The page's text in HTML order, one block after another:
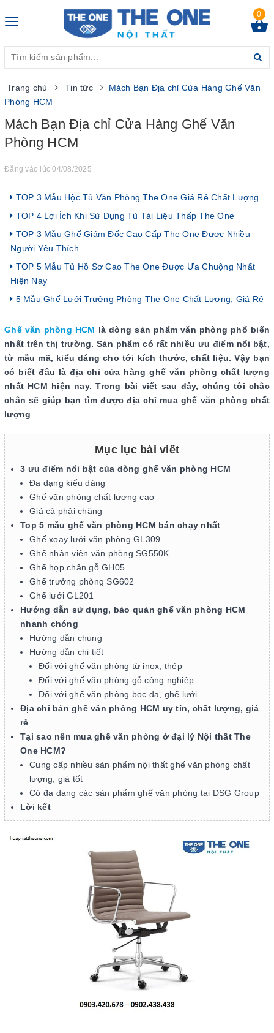
Toggle
0
Trang chủ Tin tức
Mách Bạn Địa chỉ Cửa Hàng Ghế Văn
Phòng HCM
Mách Bạn Địa chỉ Cửa Hàng Ghế Văn
Phòng HCM
Đăng vào lúc 04/08/2025
TOP 3 Mẫu Hộc Tủ Văn Phòng The One Giá Rẻ Chất Lượng
TOP 4 Lợi Ích Khi Sử Dụng Tủ Tài Liệu Thấp The One
TOP 3 Mẫu Ghế Giám Đốc Cao Cấp The One Được Nhiều
Người Yêu Thích
TOP 5 Mẫu Tủ Hồ Sơ Cao The One Được Ưa Chuộng Nhất
Hiện Nay
5 Mẫu Ghế Lưới Trưởng Phòng The One Chất Lượng, Giá Rẻ
Ghế văn phòng HCM là dòng sản phẩm văn phòng phổ biến
nhất trên thị trường. Sản phẩm có rất nhiều ưu điểm nổi bật,
từ mẫu mã, kiểu dáng cho tới kích thước, chất liệu. Vậy bạn
có biết đâu là địa chỉ cửa hàng ghế văn phòng chất lượng
nhất HCM hiện nay. Trong bài viết sau đây, chúng tôi chắc
chắn sẽ giúp bạn tìm được địa chỉ mua ghế văn phòng chất
lượng
Mục lục bài viết
3 ưu điểm nổi bật của dòng ghế văn phòng HCM
Đa dạng kiểu dáng
Ghế văn phòng chất lượng cao
Giá cả phải chăng
Top 5 mẫu ghế văn phòng HCM bán chạy nhất
Ghế xoay lưới văn phòng GL309
Ghế nhân viên văn phòng SG550K
Ghế họp chân gỗ GH05
Ghế trưởng phòng SG602
Ghế lưới GL201
Hướng dẫn sử dụng, bảo quản ghế văn phòng HCM
nhanh chóng
Hướng dẫn chung
Hướng dẫn chi tiết
Đối với ghế văn phòng từ inox, thép
Đối với ghế văn phòng gỗ công nghiệp
Đối với ghế văn phòng bọc da, ghế lưới
Địa chỉ bán ghế văn phòng HCM uy tín, chất lượng, giá
rẻ
Tại sao nên mua ghế văn phòng ở đại lý Nội thất The
One HCM?
Cung cấp nhiều sản phẩm nội thất ghế văn phòng chất
lượng, giá tốt
Có đa dạng các sản phẩm ghế văn phòng tại DSG Group
Lời kết